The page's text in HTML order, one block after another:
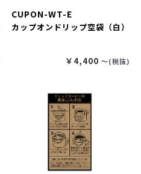
CUPON-WT-E
カップオンドリップ空袋（白）
￥4,400 〜(税抜)